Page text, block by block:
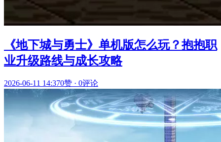
《地下城与勇士》单机版怎么玩？抱抱职
业升级路线与成长攻略
2026-06-11 14:370赞 · 0评论